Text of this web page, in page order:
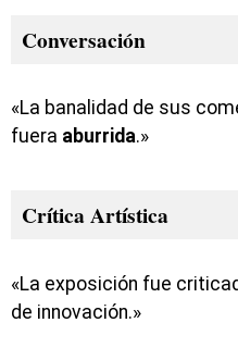
Conversación
«La banalidad de sus
fuera aburrida.»
Crítica Artística
«La exposición fue
de innovación.»